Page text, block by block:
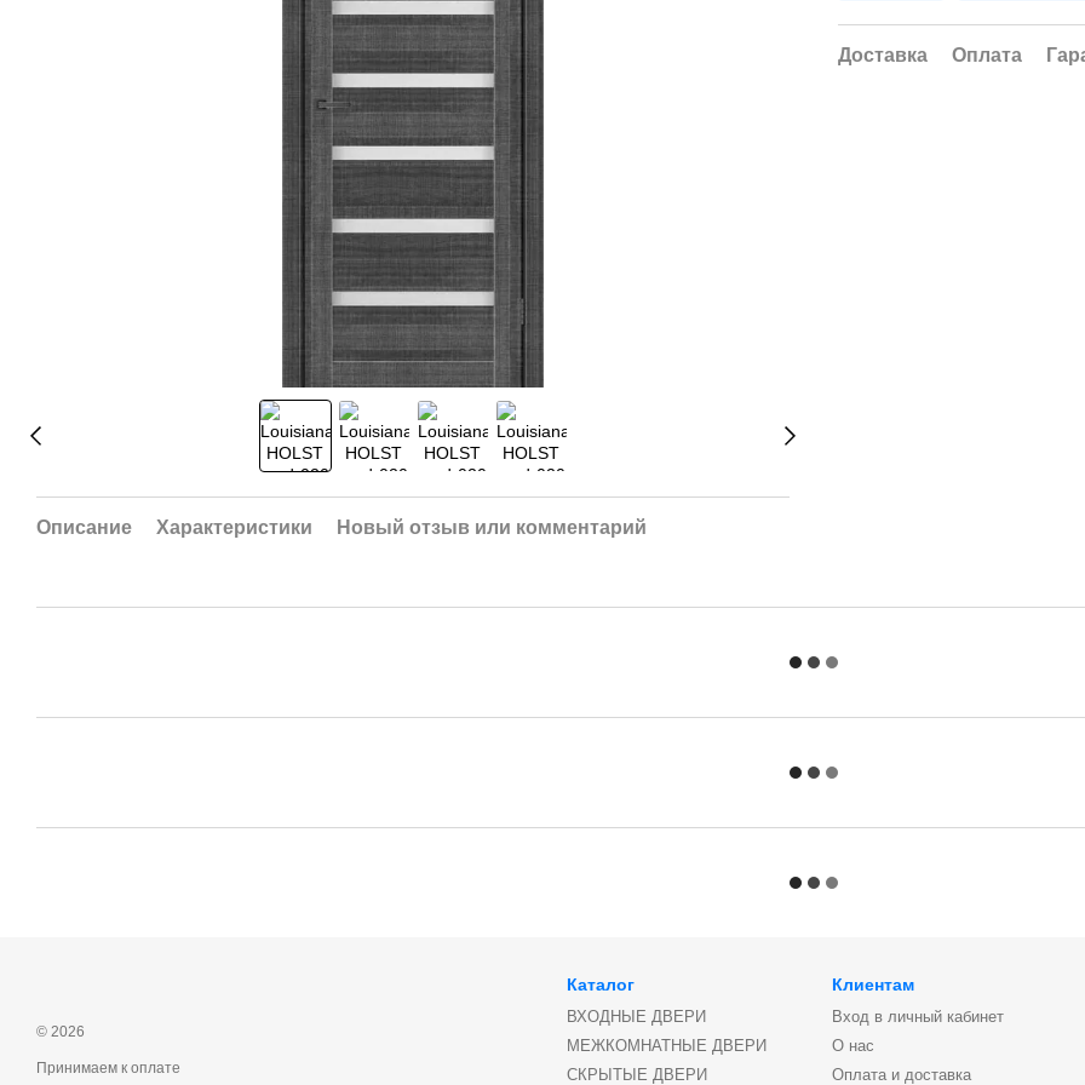
Описание Характеристики Новый отзыв или комментарий
Доставка Оплата
© 2026
Принимаем к оплате
Каталог
ВХОДНЫЕ ДВЕРИ
МЕЖКОМНАТНЫЕ ДВЕРИ
СКРЫТЫЕ ДВЕРИ
Клиентам
Вход в личный кабинет
О нас
Оплата и доставка